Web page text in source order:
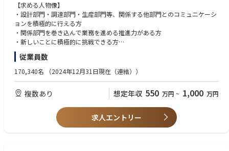
■事業本部内への環境法規制関連情報・トレンド共有
世界中で関心が高まっている環境関連に対する法規制情報や世の中のトレ
ンドを事業本部内にタイムリーに提供し、法規制施行に合わせて遅滞なく
対応するための下地づくりを日ごろから行うとともに、開発部門のエンジ
■チーム体制
同じ課内の製品環境アセスメントチームや製品環境企画チームおよび調達
部門・開発部門・生産部門・海外販社等、他部門のチームと連携・役割分
担しながら環境法規制対応業務を行います。
■キャリアイメージ
入社から当面は今回募集業務の実務を担当しながら医療用画像診断装置の
【求める人物像】
・設計部門・調達部門・生産部門等、関係する他部門とのコミュニケーシ
ョンを積極的に行える方
・関係部門を巻き込んで業務を進める推進力がある方
・新しいことに積極的に挑戦できる方
・将来的にプロジェクトリーダーやチームリーダーとして活躍したい方
【必須経験】
・環境管理に関する経験
・社内調整経験
・企画書・報告書の作成経験
・部門横断活動事務局
従業員数
170,340名 （2024年12月31日現在（連結））
複数あり 想定年収 550 万円 ~ 1,000 万円
求人エントリー